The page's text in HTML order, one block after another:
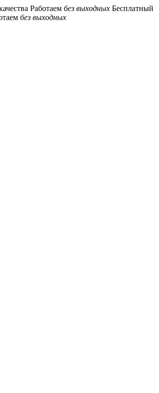
Работаем без выходных Бесплатный
без выходных